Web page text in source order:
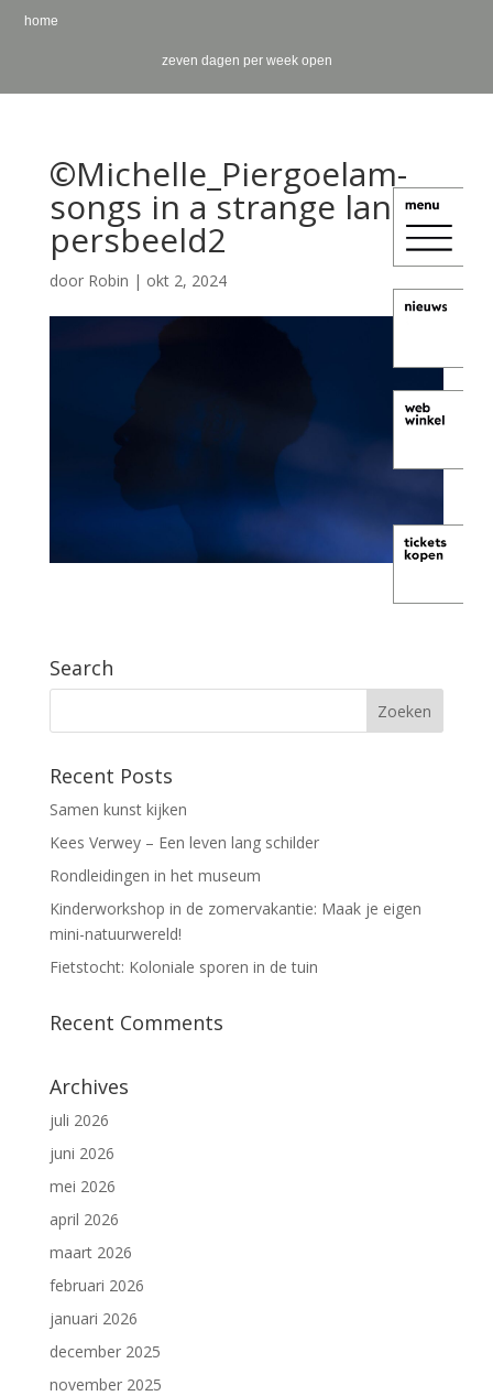
home
zeven dagen per week open
©Michelle_Piergoelam-
songs in a strange land -
persbeeld2
door Robin | okt 2, 2024
Search
Recent Posts
Samen kunst kijken
Kees Verwey – Een leven lang schilder
Rondleidingen in het museum
Kinderworkshop in de zomervakantie: Maak je eigen
mini-natuurwereld!
Fietstocht: Koloniale sporen in de tuin
Recent Comments
Archives
juli 2026
juni 2026
mei 2026
april 2026
maart 2026
februari 2026
januari 2026
december 2025
november 2025